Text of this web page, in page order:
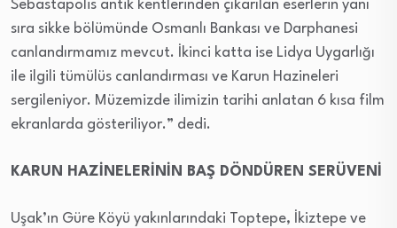
Sebastapolis antik kentlerinden çıkarılan eserlerin yanı
sıra sikke bölümünde Osmanlı Bankası ve Darphanesi
canlandırmamız mevcut. İkinci katta ise Lidya Uygarlığı
ile ilgili tümülüs canlandırması ve Karun Hazineleri
sergileniyor. Müzemizde ilimizin tarihi anlatan 6 kısa film
ekranlarda gösteriliyor.” dedi.
KARUN HAZİNELERİNİN BAŞ DÖNDÜREN SERÜVENİ
Uşak’ın Güre Köyü yakınlarındaki Toptepe, İkiztepe ve